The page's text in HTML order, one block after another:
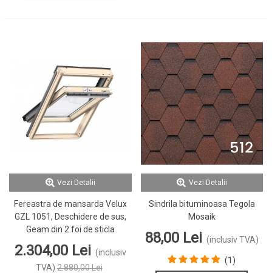
Vezi Detalii
Fereastra de mansarda Velux
GZL 1051, Deschidere de sus,
Geam din 2 foi de sticla
2.304,00 Lei (inclusiv
TVA) 2.880,00 Lei
Vezi Detalii
Sindrila bituminoasa Tegola
Mosaik
88,00 Lei (inclusiv TVA)
(1)